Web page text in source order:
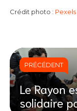
Crédit photo : Pexels
PRÉCÉDENT
Le Rayon
solidaire